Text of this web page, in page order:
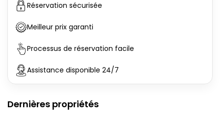
Réservation sécurisée
Meilleur prix garanti
Processus de réservation facile
Assistance disponible 24/7
Dernières propriétés